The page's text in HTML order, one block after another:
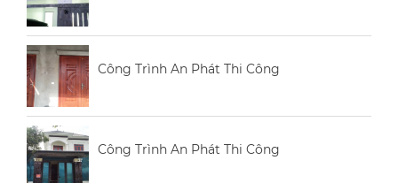
Công Trình An Phát Thi Công
Công Trình An Phát Thi Công